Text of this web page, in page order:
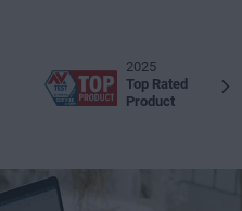
2025
Top Rated
Product